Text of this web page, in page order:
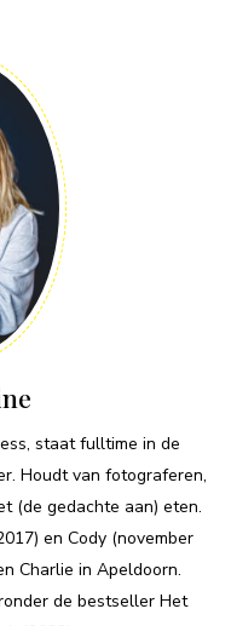
staat fulltime in de
Houdt van fotograferen,
(de gedachte aan) eten.
en Cody (november
Charlie in Apeldoorn.
de bestseller Het